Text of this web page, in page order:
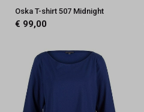
Oska T-shirt 507 Midnight
€ 99,00